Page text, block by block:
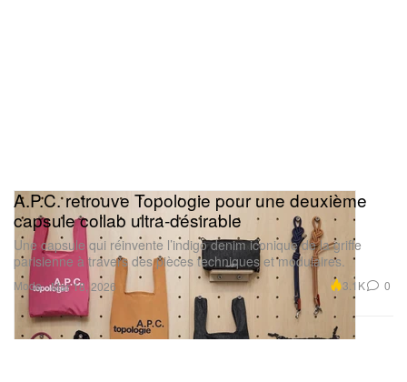
Mode
A.P.C. retrouve Topologie pour une deuxième
capsule collab ultra‑désirable
Une capsule qui réinvente l’indigo denim iconique de la griffe
parisienne à travers des pièces techniques et modulaires.
Mar 18, 2026 3.1K 0